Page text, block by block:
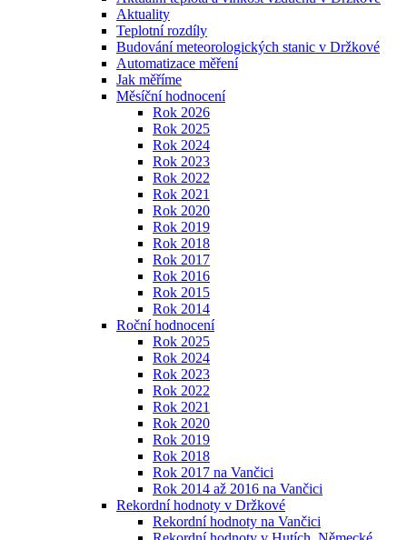
Aktuality
Teplotní rozdíly
Budování meteorologických stanic v Držkové
Automatizace měření
Jak měříme
Měsíční hodnocení
Rok 2026
Rok 2025
Rok 2024
Rok 2023
Rok 2022
Rok 2021
Rok 2020
Rok 2019
Rok 2018
Rok 2017
Rok 2016
Rok 2015
Rok 2014
Roční hodnocení
Rok 2025
Rok 2024
Rok 2023
Rok 2022
Rok 2021
Rok 2020
Rok 2019
Rok 2018
Rok 2017 na Vančici
Rok 2014 až 2016 na Vančici
Rekordní hodnoty v Držkové
Rekordní hodnoty na Vančici